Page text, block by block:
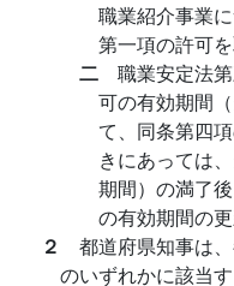
職業紹介事業
第一項の許可
二 職業安定法
可の有効期間
て、同条第四
きにあっては
期間）の満了
の有効期間の
２ 都道府県知事は
のいずれかに該当